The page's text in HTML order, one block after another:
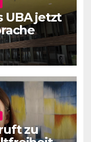
UBA jetzt
zu